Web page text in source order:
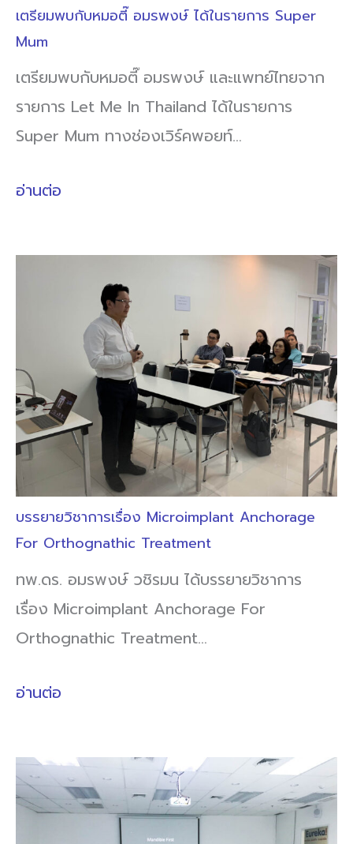
เตรียมพบกับหมอตี๊ อมรพงษ์ ได้ในรายการ Super
Mum
เตรียมพบกับหมอตี๊ อมรพงษ์ และแพทย์ไทยจาก
รายการ Let Me In Thailand ได้ในรายการ
Super Mum ทางช่องเวิร์คพอยท์…
อ่านต่อ
บรรยายวิชาการเรื่อง Microimplant Anchorage
For Orthognathic Treatment
ทพ.ดร. อมรพงษ์ วชิรมน ได้บรรยายวิชาการ
เรื่อง Microimplant Anchorage For
Orthognathic Treatment…
อ่านต่อ